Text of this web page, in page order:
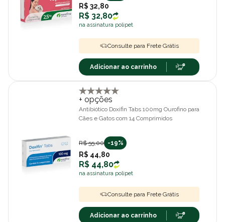
R$ 32,80
R$ 32,80
na assinatura polipet
Consulte para Frete Grátis
Adicionar ao carrinho
+ opções
Antibiótico Doxifin Tabs 100mg Ourofino para
Cães e Gatos com 14 Comprimidos
R$ 55,00 -19%
R$ 44,80
R$ 44,80
na assinatura polipet
Consulte para Frete Grátis
Adicionar ao carrinho